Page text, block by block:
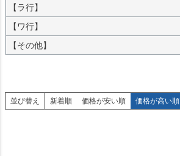
【ラ行】
【ワ行】
【その他】
並び替え 新着順 価格が安い順 価格が高い順